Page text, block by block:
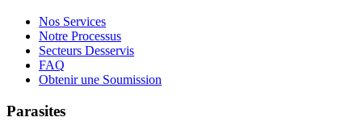
Nos Services
Notre Processus
Secteurs Desservis
FAQ
Obtenir une Soumission
Parasites